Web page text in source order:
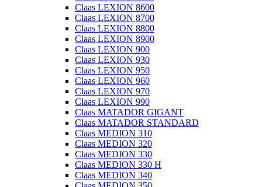
Claas LEXION 8600
Claas LEXION 8700
Claas LEXION 8800
Claas LEXION 8900
Claas LEXION 900
Claas LEXION 930
Claas LEXION 950
Claas LEXION 960
Claas LEXION 970
Claas LEXION 990
Claas MATADOR GIGANT
Claas MATADOR STANDARD
Claas MEDION 310
Claas MEDION 320
Claas MEDION 330
Claas MEDION 330 H
Claas MEDION 340